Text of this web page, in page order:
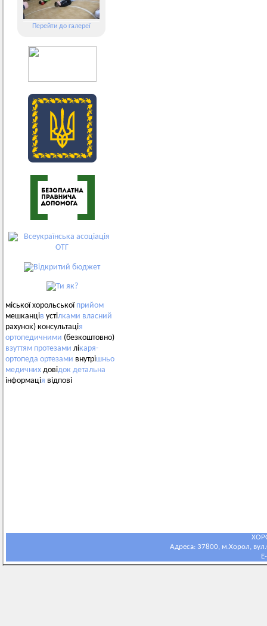
Перейти до галереї
міської хорольської прийом
мешканців устілками власний
рахунок) консультація
ортопедичними (безкоштовно)
взуттям протезами лікаря-
ортопеда ортезами внутрішньо
медичних довідок детальна
інформація відпові
Адреса: 37800, м.Хорол,